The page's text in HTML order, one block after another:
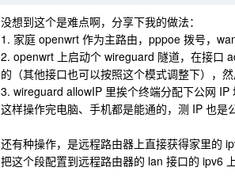
没想到这个是难点啊，分享下我的做法：
1. 家庭 openwrt 作为主路由，pppoe 拨号，
2. openwrt 上启动个 wireguard 隧道，在接口
的（其他接口也可以按照这个模式调整下），
3. wireguard allowIP 里挨个终端分配下公网 IP
这样操作完电脑、手机都是能通的，测 IP 也是
还有种操作，是远程路由器上直接获得家里的
把这个段配置到远程路由器的 lan 接口的 ipv6